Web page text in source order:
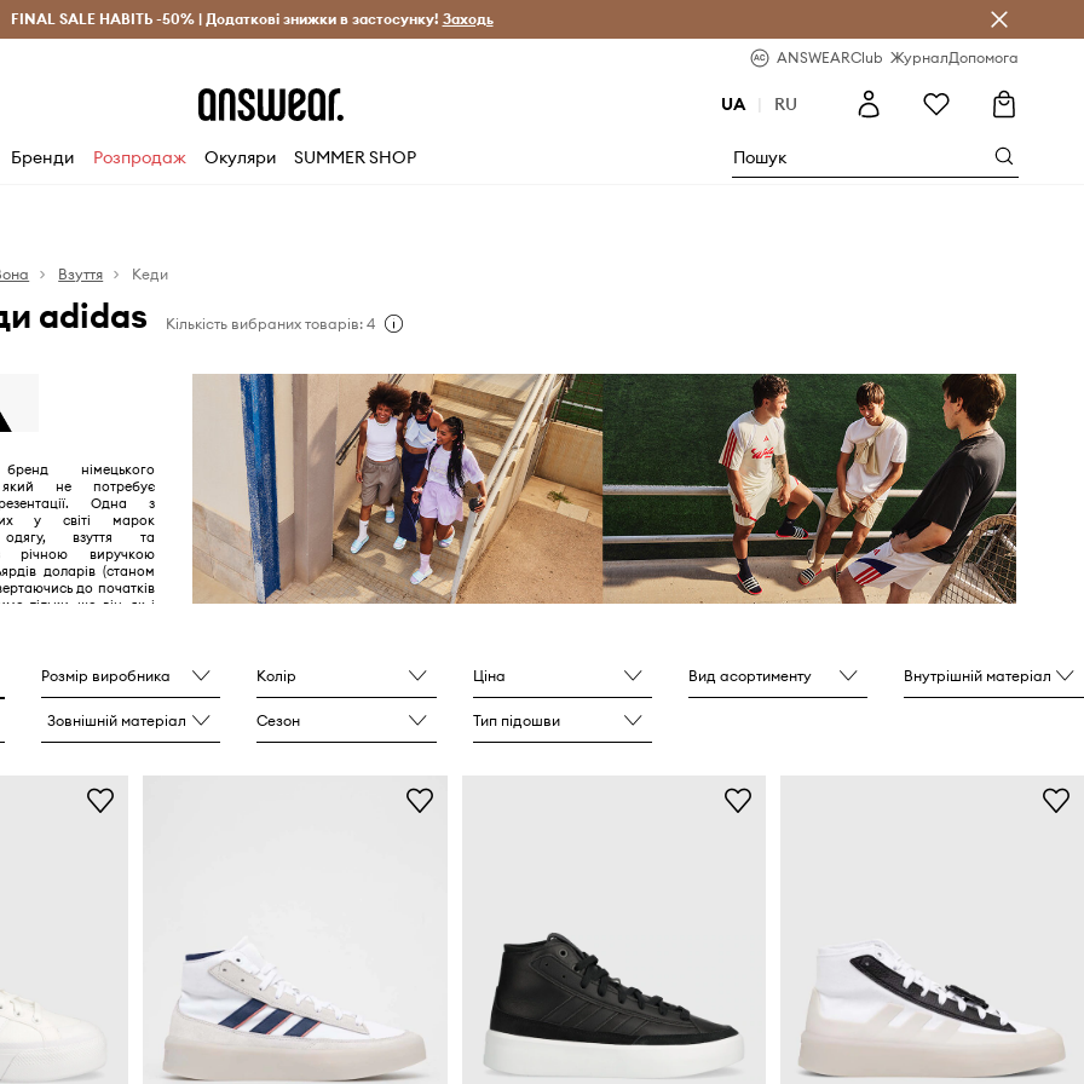
Лише оригінальні товари Заощаджуй з Answear Club
FINAL SALE НАВІТЬ -50% | Додаткові знижки в застосунку! Заходь
ANSWEARClub ЖурналДопомога
UA | RU
Бренди Розпродаж Окуляри SUMMER SHOP
Взуття Кеди
adidas Кількість вибраних товарів: 4
німецького
не потребує
Одна з
у світі марок
одягу, взуття та
річною виручкою
доларів (станом
до початків
тільки, що він, як і
для спортсменів-
Розмір виробника Колір Ціна Вид асортименту Внутрішній матеріал
Зовнішній матеріал Сезон Тип підошви